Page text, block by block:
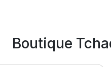
Boutique